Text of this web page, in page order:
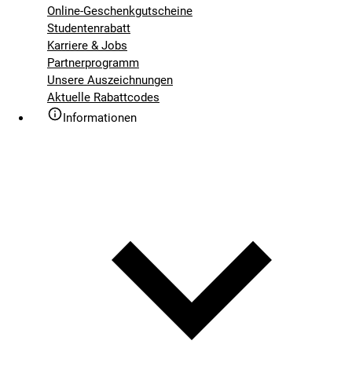
Online-Geschenkgutscheine
Studentenrabatt
Karriere & Jobs
Partnerprogramm
Unsere Auszeichnungen
Aktuelle Rabattcodes
Informationen